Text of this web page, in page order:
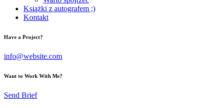
Książki z autografem ;)
Kontakt
Have a Project?
info@website.com
Want to Work With Me?
Send Brief